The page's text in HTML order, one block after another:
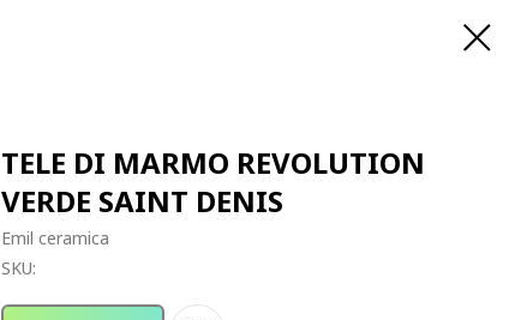
TELE DI MARMO REVOLUTION
VERDE SAINT DENIS
Emil ceramica
SKU: